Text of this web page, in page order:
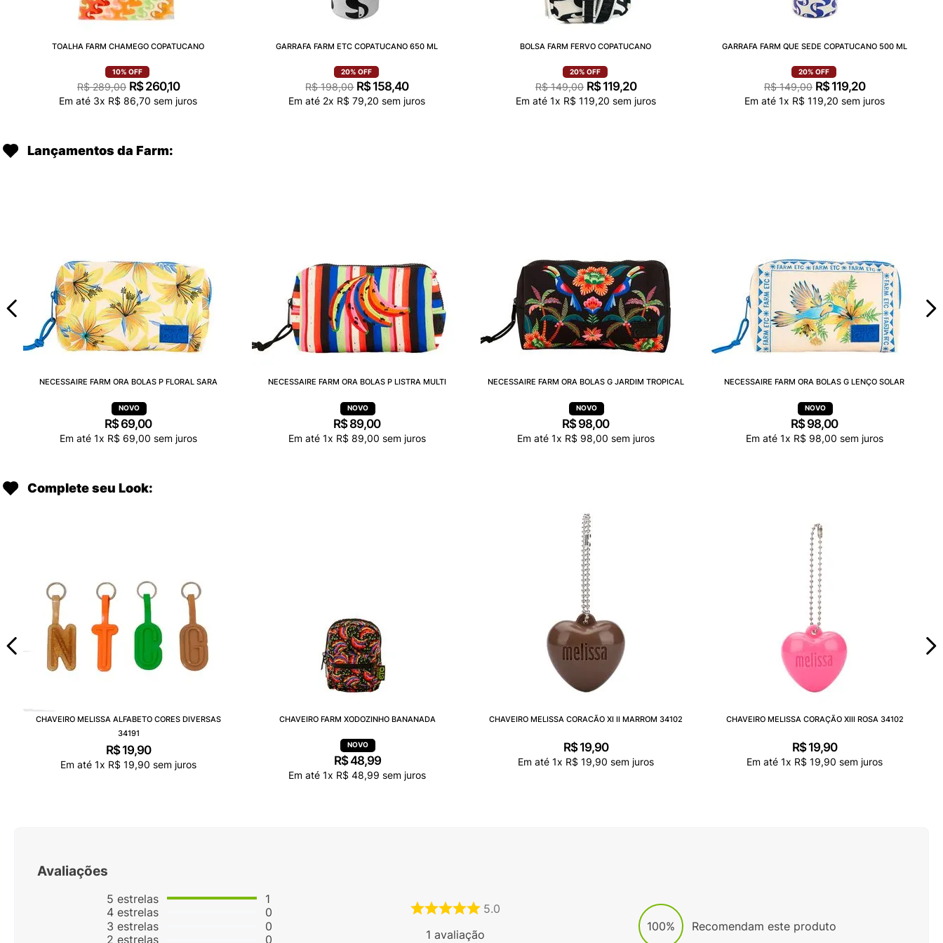
TOALHA FARM CHAMEGO COPATUCANO
10% OFF
R$ 289,00 R$ 260,10
Em até 3x R$ 86,70 sem juros
GARRAFA FARM ETC COPATUCANO 650 ML
20% OFF
R$ 198,00 R$158,40
Em até 2x R$ 79,20 sem juros
BOLSA FARM FERVO COPATUCANO
20% OFF
R$ 149,00 R$ 119,20
Em até 1x R$ 119,20 sem juros
GARRAFA FARM QUE SEDE COPATUCANO 500 ML
20% OFF
R$ 149,00 R$ 119,20
Em até 1x R$ 119,20 sem juros
Lançamentos da Farm:
NECESSAIRE FARM ORA BOLAS P FLORAL SARA
R$69,00
Em até 1x R$ 69,00 sem juros
NECESSAIRE FARM ORA BOLAS P LISTRA MULTI
R$89,00
Em até 1x R$ 89,00 sem juros
NECESSAIRE FARM ORA BOLAS G JARDIM TROPICAL
R$98,00
Em até 1x R$ 98,00 sem juros
NECESSAIRE FARM ORA BOLAS G LENÇO SOLAR
R$98,00
Em até 1x R$ 98,00 sem juros
Complete seu Look:
CHAVEIRO MELISSA ALFABETO CORES DIVERSAS
34191
R$ 19,90
Em até 1x R$ 19,90 sem juros
CHAVEIRO FARM XODOZINHO BANANADA
R$48,99
Em até 1x R$ 48,99 sem juros
CHAVEIRO MELISSA CORACÃO XI II MARROM 34102
R$ 19,90
Em até 1x R$ 19,90 sem juros
CHAVEIRO MELISSA CORAÇÃO XIII ROSA 34102
R$ 19,90
Em até 1x R$ 19,90 sem juros
Avaliações
5 estrelas
4estrelas
3 estrelas
2 estrelas
1
0
0
0
5.0
1 avaliação
100% Recomendam este produto